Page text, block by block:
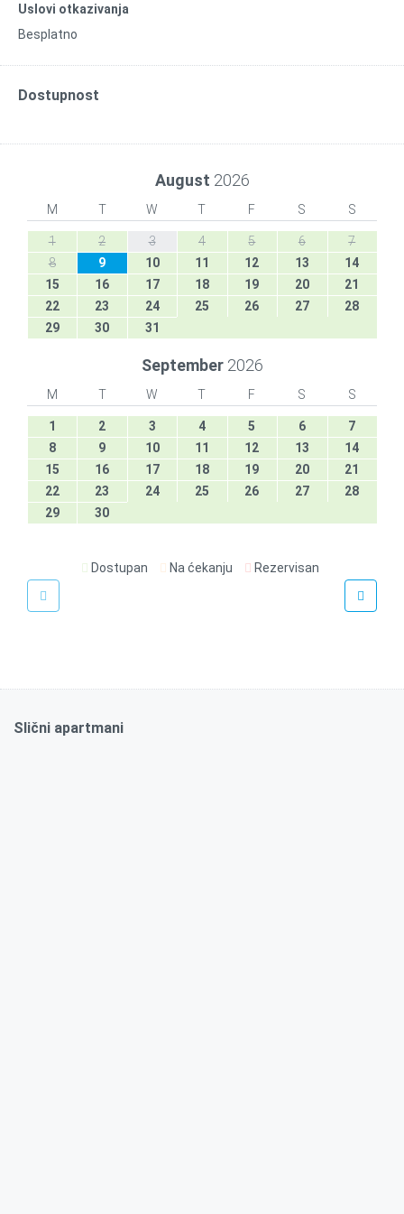
Uslovi otkazivanja
Besplatno
Dostupnost
August 2026
M T W T F S S
1 2 3 4 5 6
7
8
9 10 11 12 13
14
15
16 17 18 19 20
21
22
23 24 25 26 27
28
29
30 31
September 2026
M T W T F S S
1 2 3 4 5 6
7
8
9 10 11 12 13
14
15
16 17 18 19 20
21
22
23 24 25 26 27
28
29
30
Dostupan Na ćekanju Rezervisan
Slični apartmani
90€
Rei Premium